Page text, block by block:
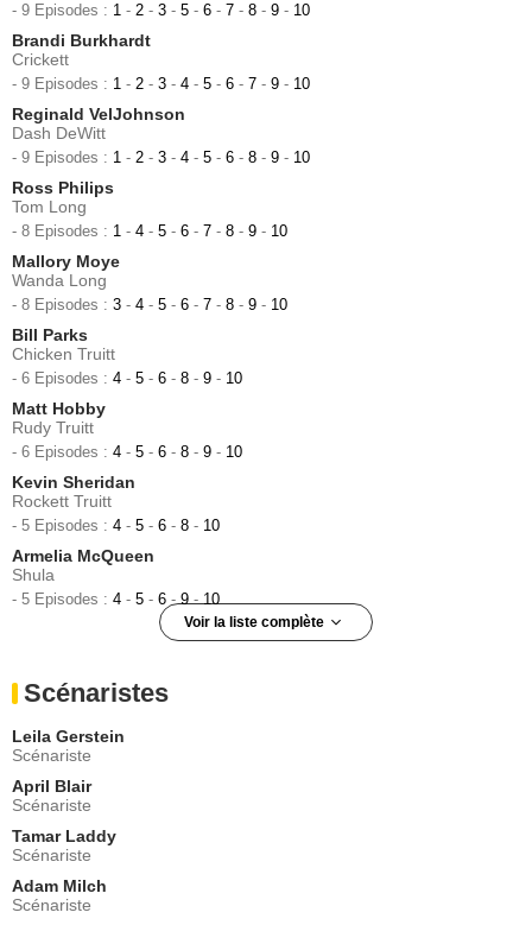
- 9 Episodes : 1 - 2 - 3 - 5 - 6 - 7 - 8 - 9 - 10
Brandi Burkhardt
Crickett
- 9 Episodes : 1 - 2 - 3 - 4 - 5 - 6 - 7 - 9 - 10
Reginald VelJohnson
Dash DeWitt
- 9 Episodes : 1 - 2 - 3 - 4 - 5 - 6 - 8 - 9 - 10
Ross Philips
Tom Long
- 8 Episodes : 1 - 4 - 5 - 6 - 7 - 8 - 9 - 10
Mallory Moye
Wanda Long
- 8 Episodes : 3 - 4 - 5 - 6 - 7 - 8 - 9 - 10
Bill Parks
Chicken Truitt
- 6 Episodes : 4 - 5 - 6 - 8 - 9 - 10
Matt Hobby
Rudy Truitt
- 6 Episodes : 4 - 5 - 6 - 8 - 9 - 10
Kevin Sheridan
Rockett Truitt
- 5 Episodes : 4 - 5 - 6 - 8 - 10
Armelia McQueen
Shula
- 5 Episodes : 4 - 5 - 6 -9-10
Voir la liste complète
- 5 Episodes :1-2-4
Frank
- 5 Episodes :
Esther Scott
Delma
- 4 Episodes :2
Carla Renata (I)
Susie
- 4 Episodes :
Scénaristes
Leila Gerstein
Scénariste
April Blair
Scénariste
Tamar Laddy
Scénariste
Adam Milch
Scénariste